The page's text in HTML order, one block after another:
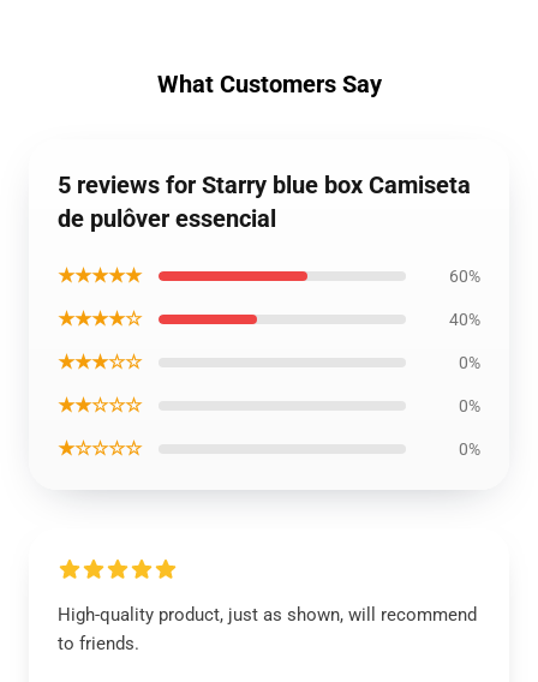
What Customers Say
5 reviews for Starry blue box Camiseta
de pulôver essencial
★★★★★ 60%
★★★★☆ 40%
★★★☆☆ 0%
★★☆☆☆ 0%
★☆☆☆☆ 0%
High-quality product, just as shown, will recommend
to friends.